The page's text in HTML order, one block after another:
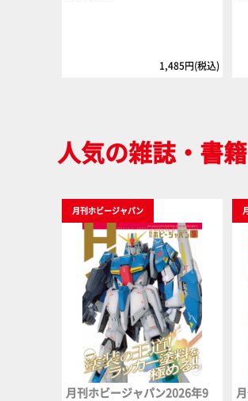
1,485円(税込)
人気の雑誌・書
月刊ホビージャパン
月刊ホビージャパン2026年9